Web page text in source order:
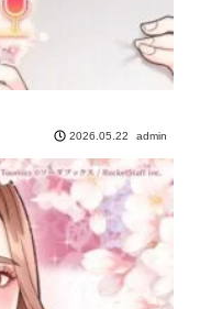
2026.05.22 admin